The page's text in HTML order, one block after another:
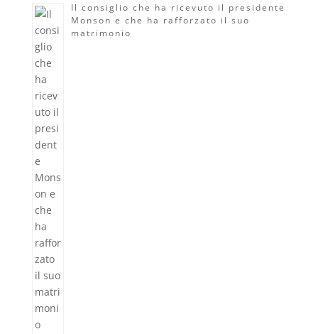
Il consiglio che ha ricevuto il presidente
Monson e che ha rafforzato il suo
matrimonio